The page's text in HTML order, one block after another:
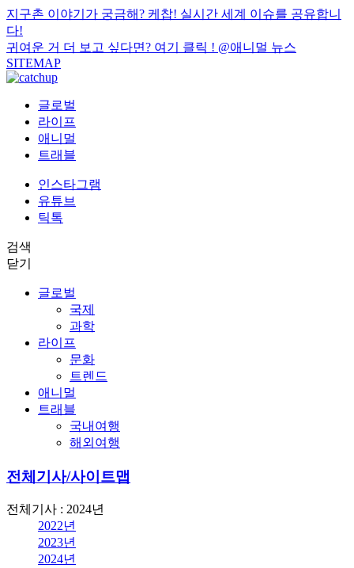
지구촌 이야기가 궁금해? 케찹! 실시간 세계 이슈를 공유합니
다!
귀여운 거 더 보고 싶다면? 여기 클릭 ! @애니멀 뉴스
SITEMAP
글로벌
라이프
애니멀
트래블
인스타그램
유튜브
틱톡
검색
닫기
글로벌
국제
과학
라이프
문화
트렌드
애니멀
트래블
국내여행
해외여행
전체기사/사이트맵
전체기사 : 2024년
2022년
2023년
2024년